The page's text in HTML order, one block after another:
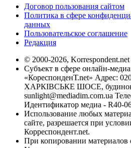
Договор пользования сайтом
Политика в сфере
данных
Пользовательское соглашение
Редакция
© 2000-2026, Korrespondent.net
Субъект в сфере онлайн-
«КореспонденТ.net» Адрес:
ХАРКІВСЬКЕ ШОСЕ, будинок
sunlight@mediadim.com.ua
Идентификатор медиа - R40-
Использование любых
сайте, разрешается при
Корреспондент.net.
При копировании материалов